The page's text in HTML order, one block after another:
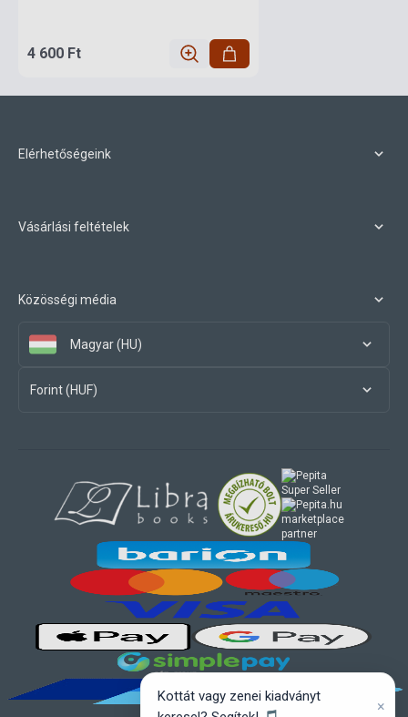
4 600 Ft
Elérhetőségeink
Vásárlási feltételek
Közösségi média
Magyar (HU)
Forint (HUF)
marketplace
partner
Kottát vagy zenei kiadványt
×